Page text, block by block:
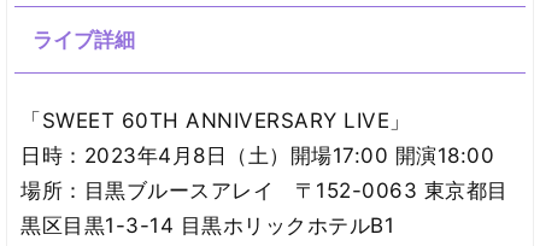
ライブ詳細
「SWEET 60TH ANNIVERSARY LIVE」
日時：2023年4月8日（土）開場17:00 開演18:00
場所：目黒ブルースアレイ 〒152-0063 東京都目
黒区目黒1-3-14 目黒ホリックホテルB1